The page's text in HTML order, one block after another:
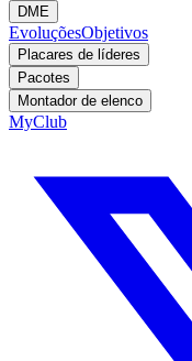
DME
EvoluçõesObjetivos
Placares de líderes
Pacotes
Montador de elenco
MyClub